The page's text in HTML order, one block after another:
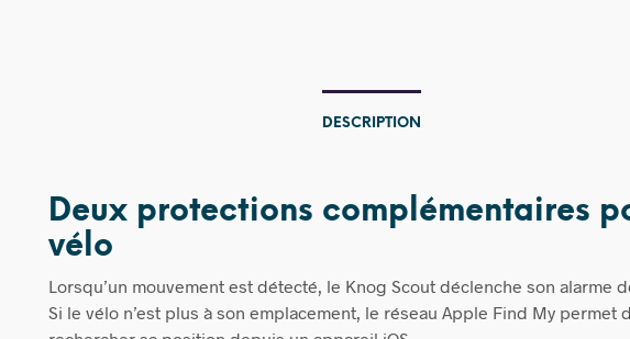
DESCRIPTION
Deux protections complémentaires
vélo
Lorsqu’un mouvement est détecté, le Knog Scout déclenche son alarme
Si le vélo n’est plus à son emplacement, le réseau Apple Find My permet